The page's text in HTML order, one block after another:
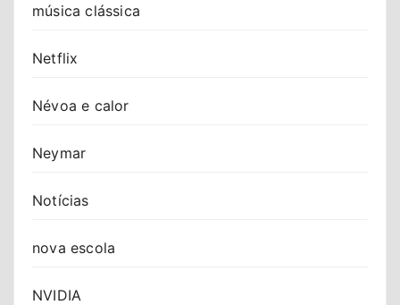
música clássica
Netflix
Névoa e calor
Neymar
Notícias
nova escola
NVIDIA